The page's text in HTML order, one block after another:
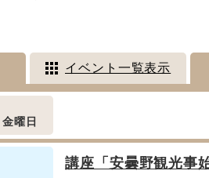
イベント一覧表示
金曜日
講座「安曇野観光事